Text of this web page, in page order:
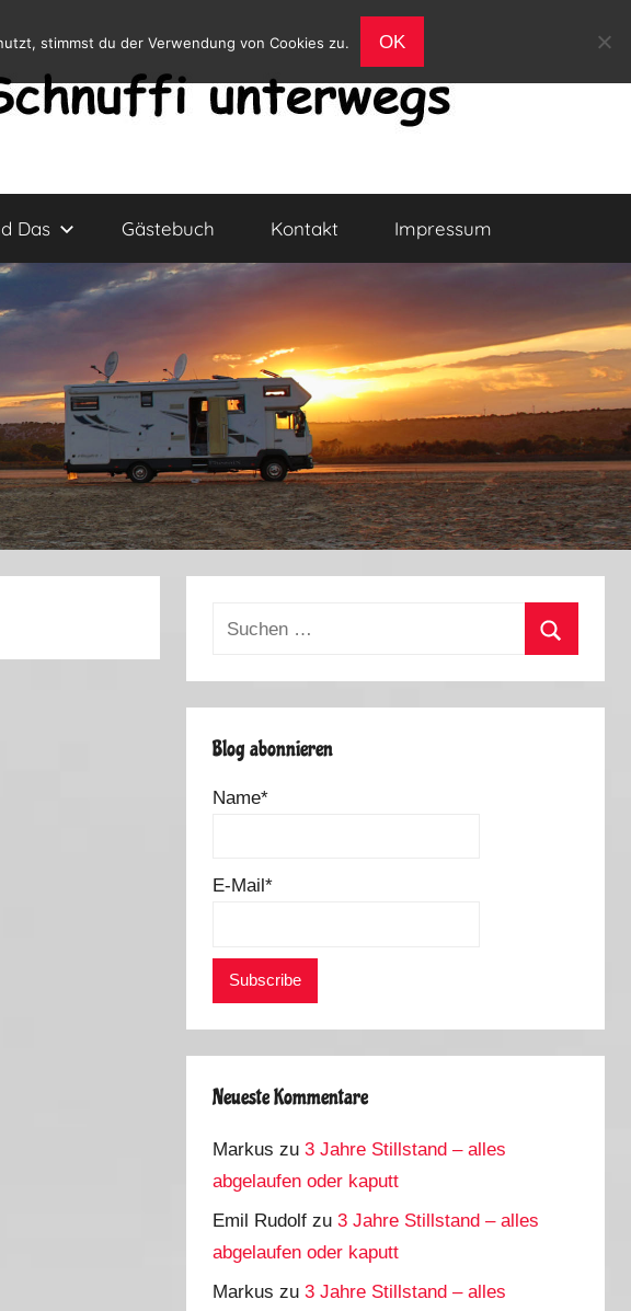
Das Gästebuch Kontakt Impressum
Suchen
Blog abonnieren
Name*
E-Mail*
Neueste Kommentare
Markus zu3 Jahre Stillstand – alles
abgelaufen oder kaputt
Emil Rudolf zu3 Jahre Stillstand – alles
abgelaufen oder kaputt
Markus zu3 Jahre Stillstand – alles
stimmst du der Verwendung von Cookies zu. OK